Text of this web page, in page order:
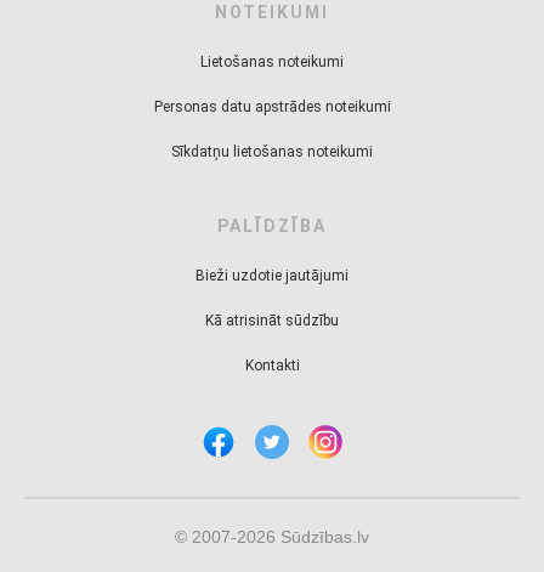
NOTEIKUMI
Lietošanas noteikumi
Personas datu apstrādes noteikumi
Sīkdatņu lietošanas noteikumi
PALĪDZĪBA
Bieži uzdotie jautājumi
Kā atrisināt sūdzību
Kontakti
© 2007-2026 Sūdzības.lv